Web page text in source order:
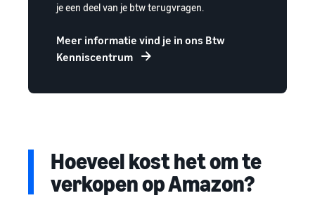
je een deel van je btw terugvragen.
Meer informatie vind je in ons Btw
Kenniscentrum
Hoeveel kost het om te
verkopen op Amazon?